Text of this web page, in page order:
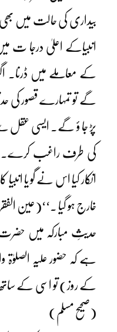
بیداری کی حالت میں
انبیاکے اعلیٰ درجا
کے معاملے میں ڈرنا۔
گے تو تمہارے قصور کی
پڑ جا ؤ گے۔ ایسی عقل
کی طرف راغب کرے۔
انکار کیا اس نے گو یا انبیا
خارج ہو گیا ۔‘‘(عین
حدیثِ مبارکہ میں
ہے کہ حضور علیہ الصلوٰۃ
کے روز) تو اسی کے
(صحیح مسلم)